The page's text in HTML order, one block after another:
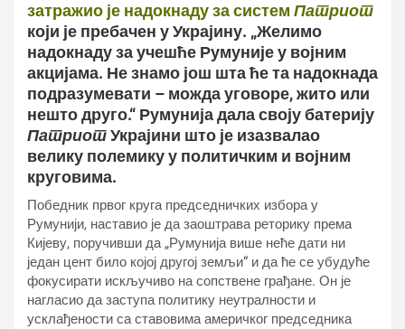
затражио је надокнаду за систем Патриот
који је пребачен у Украјину. „Желимо
надокнаду за учешће Румуније у војним
акцијама. Не знамо још шта ће та надокнада
подразумевати – можда уговоре, жито или
нешто друго.“ Румунија дала своју батерију
ПатриотУкрајини што је изазвалао
велику полемику у политичким и војним
круговима.
Победник првог круга председничких избора у
Румунији, наставио је да заоштрава реторику према
Кијеву, поручивши да „Румунија више неће дати ни
један цент било којој другој земљи“ и да ће се убудуће
фокусирати искључиво на сопствене грађане. Он је
нагласио да заступа политику неутралности и
усклађености са ставовима америчког председника